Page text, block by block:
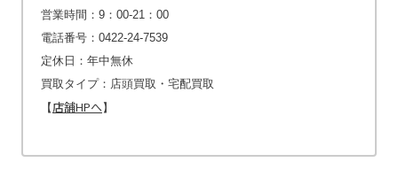
営業時間：9：00-21：00
電話番号：0422-24-7539
定休日：年中無休
買取タイプ：店頭買取・宅配買取
【 店舗HPへ】